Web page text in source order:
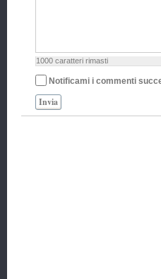
1000 caratteri rimasti
Notificami i commenti
Invia